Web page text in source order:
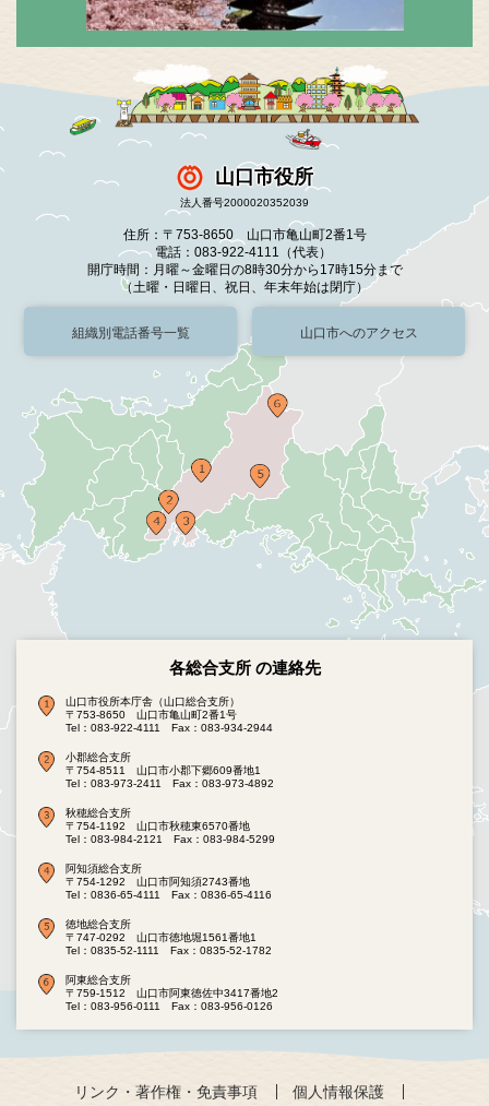
山口市役所
法人番号2000020352039
住所：〒753-8650 山口市亀山町2番1号
電話：083-922-4111（代表）
開庁時間：月曜～金曜日の8時30分から17時15分まで
（土曜・日曜日、祝日、年末年始は閉庁）
組織別電話番号一覧 山口市へのアクセス
各総合支所 の連絡先
山口市役所本庁舎（山口総合支所）
〒753-8650 山口市亀山町2番1号
Tel：083-922-4111
Fax：083-934-2944
小郡総合支所
〒754-8511 山口市小郡下郷609番地1
Tel：083-973-2411
Fax：083-973-4892
秋穂総合支所
〒754-1192 山口市秋穂東6570番地
Tel：083-984-2121
Fax：083-984-5299
阿知須総合支所
〒754-1292 山口市阿知須2743番地
Tel：0836-65-4111
Fax：0836-65-4116
徳地総合支所
〒747-0292 山口市徳地堀1561番地1
Tel：0835-52-1111
Fax：0835-52-1782
阿東総合支所
〒759-1512 山口市阿東徳佐中3417番地2
Tel：083-956-0111
Fax：083-956-0126
リンク・著作権・免責事項 個人情報保護